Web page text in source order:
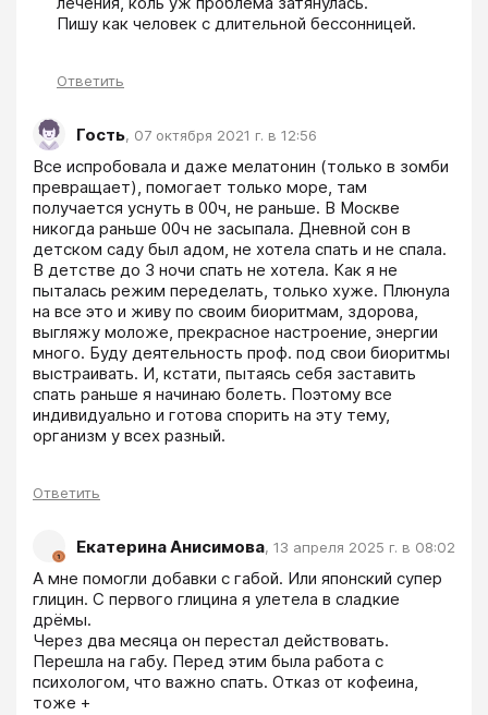
Пишу как человек с длительной бессонницей.
Ответить
Гость, 07 октября 2021 г. в 12:56
Все испробовала и даже мелатонин (только в зомби
превращает), помогает только море, там
получается уснуть в 00ч, не раньше. В Москве
никогда раньше 00ч не засыпала. Дневной сон в
детском саду был адом, не хотела спать и не спала.
В детстве до 3 ночи спать не хотела. Как я не
пыталась режим переделать, только хуже. Плюнула
на все это и живу по своим биоритмам, здорова,
выгляжу моложе, прекрасное настроение, энергии
много. Буду деятельность проф. под свои биоритмы
выстраивать. И, кстати, пытаясь себя заставить
спать раньше я начинаю болеть. Поэтому все
индивидуально и готова спорить на эту тему,
организм у всех разный.
Ответить
Екатерина Анисимова, 13 апреля 2025 г. в 08:02
А мне помогли добавки с габой. Или японский супер
глицин. С первого глицина я улетела в сладкие
дрёмы.
Через два месяца он перестал действовать.
Перешла на габу. Перед этим была работа с
психологом, что важно спать. Отказ от кофеина,
тоже +